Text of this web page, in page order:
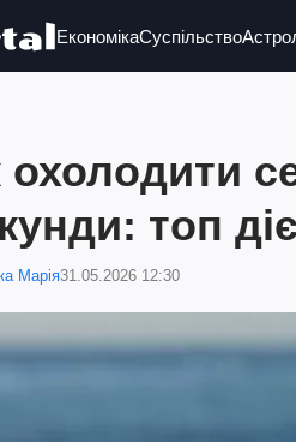
ЕкономікаСуспільство
охолодити
топ
Марія31.05.2026 12:30